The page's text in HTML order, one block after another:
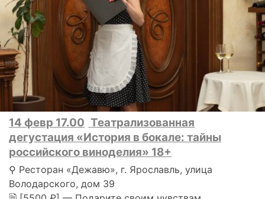
14 февр 17.00 Театрализованная
дегустация «История в бокале: тайны
российского виноделия» 18+
⚲ Ресторан «Дежавю», г. Ярославль, улица
Володарского, дом 39